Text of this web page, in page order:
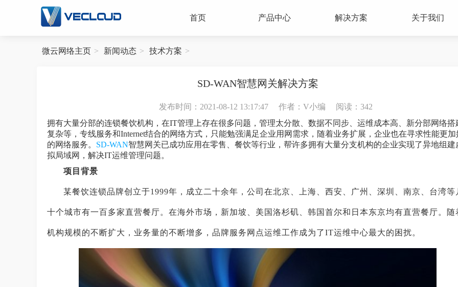
首页 产品中心 解决方案 关于我们
微云网络主页 新闻动态 技术方案
SD-WAN智慧网关解决方案
发布时间：2021-08-12 13:17:47 作者：V小编
阅读：342
拥有大量分部的连锁餐饮机构，在IT管理上存在很多问题，管理太分散、数据不同步、运维成本高、新分部网络搭
复杂等，专线服务和Internet结合的网络方式，只能勉强满足企业用网需求，随着业务扩展，企业也在寻求性能更加
的网络服务。 SD-WAN智慧网关已成功应用在零售、餐饮等行业，帮许多拥有大量分支机构的企业实现了异地组建
拟局域网，解决IT运维管理问题。
项目背景
某餐饮连锁品牌创立于1999年，成立二十余年，公司在北京、上海、西安、广州、深圳、南京、台湾等
十个城市有一百多家直营餐厅。在海外市场，新加坡、美国洛杉矶、韩国首尔和日本东京均有直营餐厅。随
机构规模的不断扩大，业务量的不断增多，品牌服务网点运维工作成为了IT运维中心最大的困扰。